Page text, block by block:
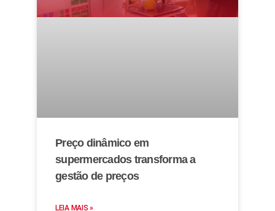
Preço dinâmico em
supermercados transforma a
gestão de preços
LEIA MAIS »